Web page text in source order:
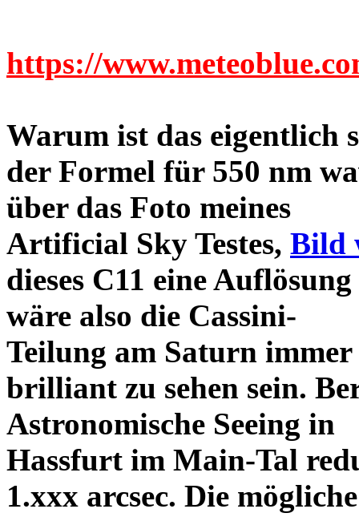
https://
Warum ist das eigentlich
der Formel für 550 nm
über das Foto meines
Artificial Sky Testes, Bild
dieses C11 eine
wäre also die Cassini-
Teilung am Saturn
brilliant zu sehen sein.
Astronomische Seeing in
Hassfurt im Main-Tal
1.xxx arcsec. Die